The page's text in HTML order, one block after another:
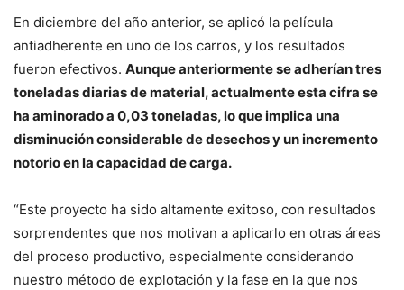
En diciembre del año anterior, se aplicó la película
antiadherente en uno de los carros, y los resultados
fueron efectivos. Aunque anteriormente se adherían tres
toneladas diarias de material, actualmente esta cifra se
ha aminorado a 0,03 toneladas, lo que implica una
disminución considerable de desechos y un incremento
notorio en la capacidad de carga.
“Este proyecto ha sido altamente exitoso, con resultados
sorprendentes que nos motivan a aplicarlo en otras áreas
del proceso productivo, especialmente considerando
nuestro método de explotación y la fase en la que nos